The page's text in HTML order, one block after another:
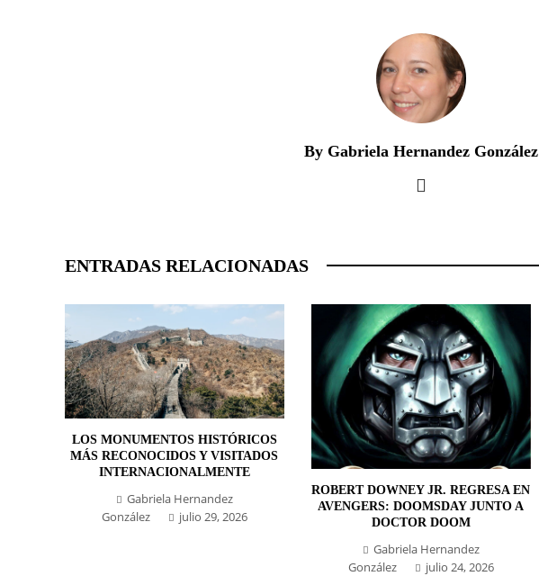
By Gabriela Hernandez González
ENTRADAS RELACIONADAS
LOS MONUMENTOS HISTÓRICOS
MÁS RECONOCIDOS Y VISITADOS
INTERNACIONALMENTE
Gabriela Hernandez
González
julio 29, 2026
ROBERT DOWNEY JR. REGRESA EN
AVENGERS: DOOMSDAY JUNTO A
DOCTOR DOOM
Gabriela Hernandez
González
julio 24, 2026